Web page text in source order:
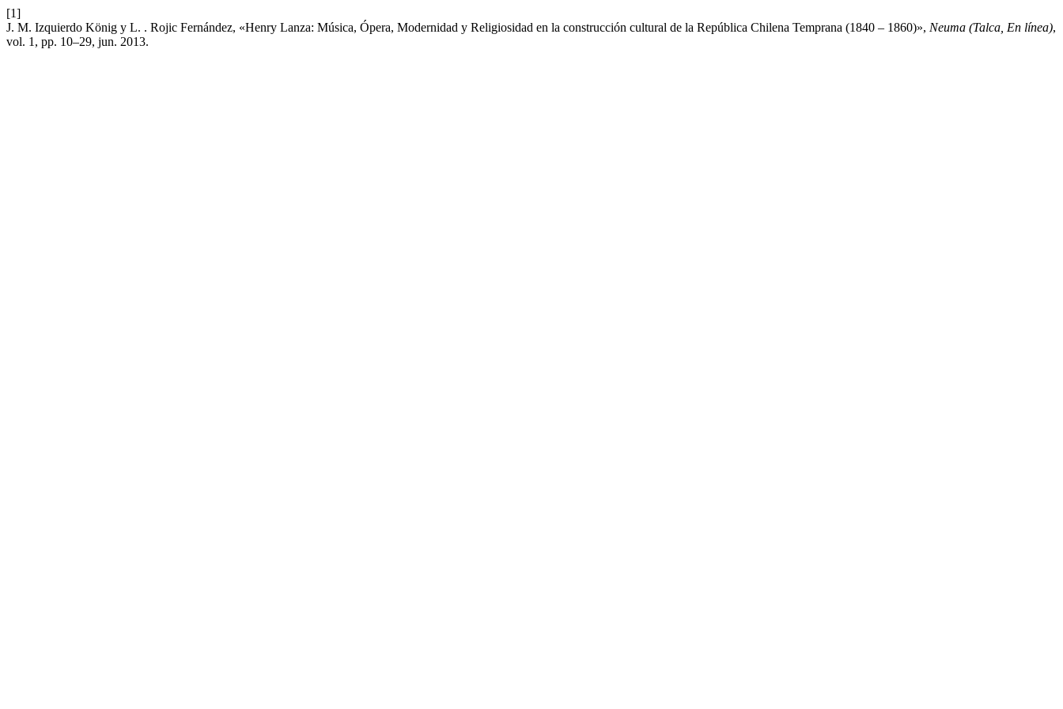
[1]
J. M. Izquierdo König y L. . Rojic Fernández, «Henry Lanza: Música, Ópera, Modernidad y Religiosidad en la construcción cultural de la República Chilena Temprana (1840 – 1860)», Neuma (Talca, En línea),
vol. 1, pp. 10–29, jun. 2013.